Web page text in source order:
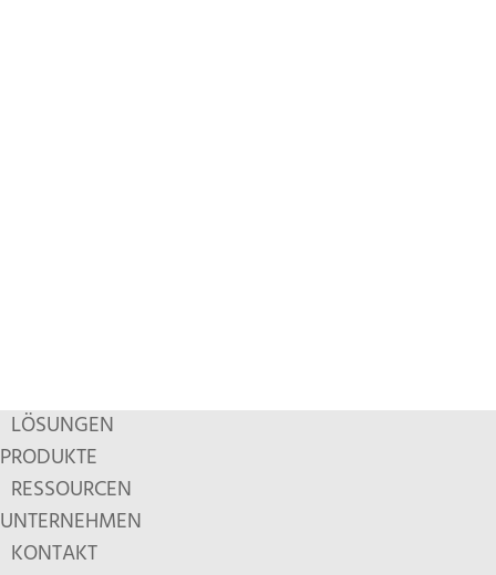
LÖSUNGEN
PRODUKTE
RESSOURCEN
UNTERNEHMEN
KONTAKT